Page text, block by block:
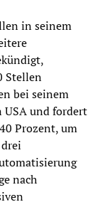
in seinem
Stellen
bei seinem
USA und fordert
Prozent, um
nach